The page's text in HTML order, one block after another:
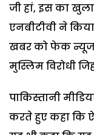
जी हां, इस का
एनबीटीवी ने
खबर को फेक न्यूज
मुस्लिम विरोधी
पाकिस्तानी
करते हुए कहा कि